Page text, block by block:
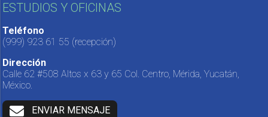
ESTUDIOS Y OFICINAS
Teléfono
(999) 923 61 55 (recepción)
Dirección
Calle 62 #508 Altos x 63 y 65 Col. Centro, Mérida, Yucatán,
México.
ENVIAR MENSAJE